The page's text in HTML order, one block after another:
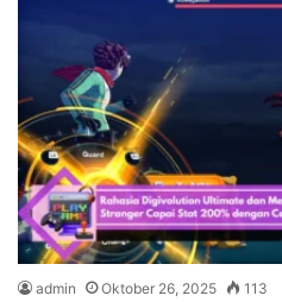
admin Oktober 26, 2025 113